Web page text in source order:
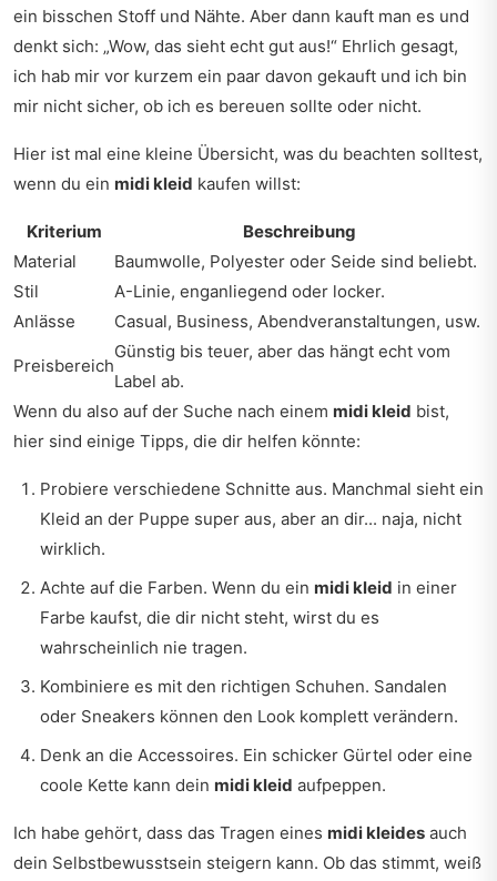
ein bisschen Stoff und Nähte. Aber dann kauft man es und
denkt sich: „Wow, das sieht echt gut aus!“ Ehrlich gesagt,
ich hab mir vor kurzem ein paar davon gekauft und ich bin
mir nicht sicher, ob ich es bereuen sollte oder nicht.
Hier ist mal eine kleine Übersicht, was du beachten solltest,
wenn du ein midi kleid kaufen willst:
Kriterium
Beschreibung
Material
Baumwolle, Polyester oder Seide sind beliebt.
Stil
A-Linie, enganliegend oder locker.
Anlässe
Casual, Business, Abendveranstaltungen, usw.
Preisbereich
Günstig bis teuer, aber das hängt echt vom
Label ab.
Wenn du also auf der Suche nach einem midi kleid bist,
hier sind einige Tipps, die dir helfen könnte:
Probiere verschiedene Schnitte aus. Manchmal sieht ein
Kleid an der Puppe super aus, aber an dir... naja, nicht
wirklich.
Achte auf die Farben. Wenn du ein midi kleid in einer
Farbe kaufst, die dir nicht steht, wirst du es
wahrscheinlich nie tragen.
Kombiniere es mit den richtigen Schuhen. Sandalen
oder Sneakers können den Look komplett verändern.
Denk an die Accessoires. Ein schicker Gürtel oder eine
coole Kette kann dein midi kleid aufpeppen.
Ich habe gehört, dass das Tragen eines midi kleides auch
dein Selbstbewusstsein steigern kann. Ob das stimmt, weiß